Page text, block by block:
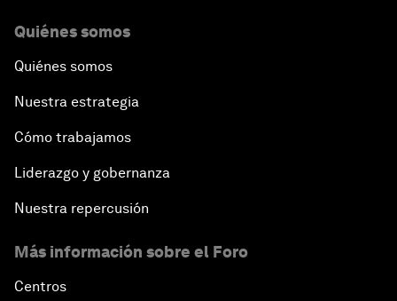
Quiénes somos
Quiénes somos
Nuestra estrategia
Cómo trabajamos
Liderazgo y gobernanza
Nuestra repercusión
Más información sobre el Foro
Centros